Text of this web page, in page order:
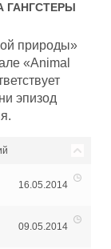
ГАНГСТЕРЫ
природы»
«Animal
эпизод
16.05.2014
09.05.2014